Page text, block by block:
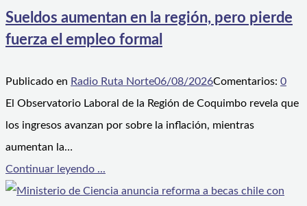
Sueldos aumentan en la región, pero pierde
fuerza el empleo formal
Publicado en Radio Ruta Norte06/08/2026Comentarios: 0
El Observatorio Laboral de la Región de Coquimbo revela que
los ingresos avanzan por sobre la inflación, mientras
aumentan la…
Continuar leyendo ...